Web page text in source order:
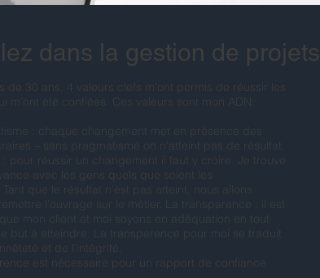
dans la gestion de projets
de 30 ans, 4 valeurs clefs m’ont permis de réussir les
m’ont été confiées. Ces valeurs sont mon ADN:
: chaque changement met en présence des
– sans pragmatisme on n’atteint pas de résultat.
: pour réussir un changement il faut y croire. Je trouve
avec les gens quels que soient les
que le résultat n’est pas atteint, nous allons
l’ouvrage sur le métier. La transparence : il est
mon client et moi soyons en adéquation en tout
le but à atteindre. La transparence pour moi se traduit
et de l’intégrité.
est nécessaire pour un rapport de confiance